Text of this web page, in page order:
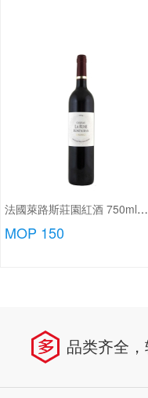
法國萊路斯莊園紅酒 750ml/瓶
MOP 150
品类齐全